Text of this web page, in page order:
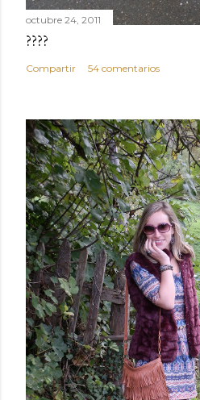
octubre 24, 2011
????
Compartir 54 comentarios